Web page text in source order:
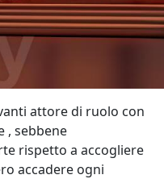
attore di ruolo con
, sebbene
rispetto a accogliere
accadere ogni